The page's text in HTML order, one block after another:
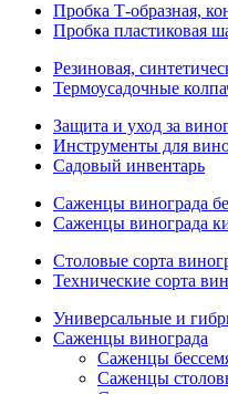
Пробка Т-образная,
Пробка пластиковая
Резиновая,
Термоусадочные
Защита и уход за
Инструменты для
Садовый инвентарь
Саженцы винограда
Саженцы винограда
Столовые сорта
Технические сорта
Универсальные и
Саженцы винограда
Саженцы
Саженцы